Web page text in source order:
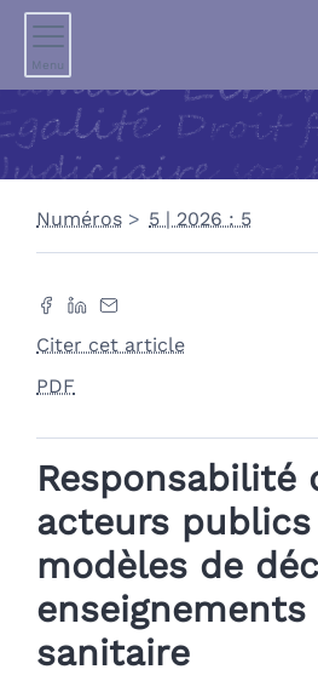
Menu
Numéros 5 | 2026 : 5
Citer cet article
PDF
Responsabilité
acteurs
modèles de
sanitaire